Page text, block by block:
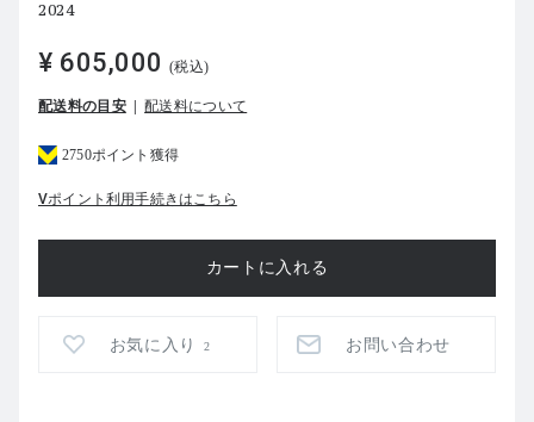
2024
¥ 605,000 (税込)
配送料の目安 配送料について
2750ポイント獲得
Vポイント利用手続きはこちら
お気に入り 2 お問い合わせ